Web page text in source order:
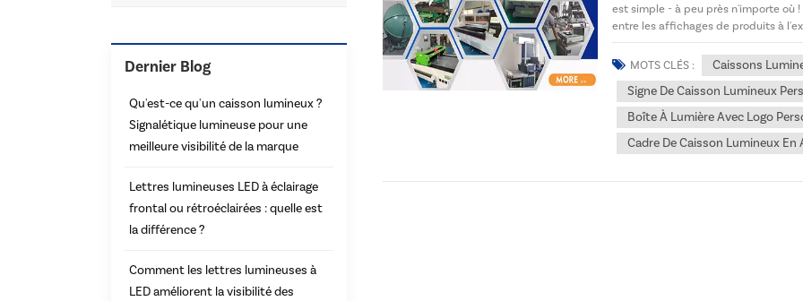
est simple - à peu près n'importe où
entre les affichages de produits à
promotions. De...
MOTS CLÉS :
Caissons
Signe De Caisson Lumineux
Boîte À Lumière Avec Logo
Cadre De Caisson Lumineux En
Dernier Blog
Qu'est-ce qu'un caisson lumineux ?
Signalétique lumineuse pour une
meilleure visibilité de la marque
Lettres lumineuses LED à éclairage
frontal ou rétroéclairées : quelle est
la différence ?
Comment les lettres lumineuses à
LED améliorent la visibilité des